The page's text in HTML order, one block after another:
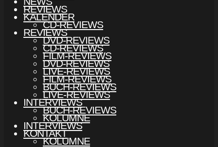
REVIEWS
CD-REVIEWS
DVD-REVIEWS
FILM-REVIEWS
LIVE-REVIEWS
BUCH-REVIEWS
INTERVIEWS
KOLUMNE
KONTAKT
KALENDER
REVIEWS
CD-REVIEWS
DVD-REVIEWS
FILM-REVIEWS
LIVE-REVIEWS
BUCH-REVIEWS
INTERVIEWS
KOLUMNE